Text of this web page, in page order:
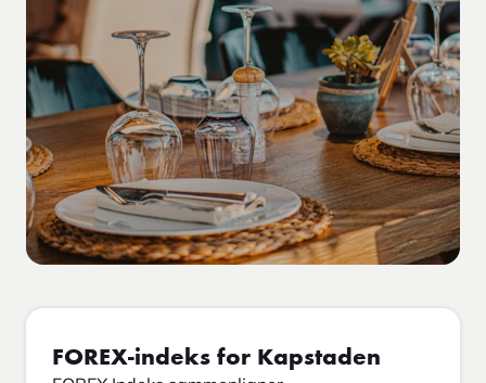
FOREX-indeks for Kapstaden